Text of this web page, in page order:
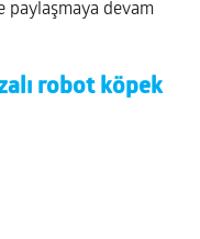
paylaşmaya devam
robot köpek